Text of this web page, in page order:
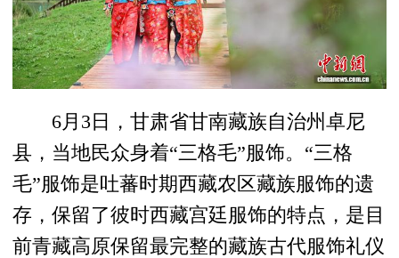
6月3日，甘肃省甘南藏族自治州卓尼
县，当地民众身着“三格毛”服饰。“三格
毛”服饰是吐蕃时期西藏农区藏族服饰的遗
存，保留了彼时西藏宫廷服饰的特点，是目
前青藏高原保留最完整的藏族古代服饰礼仪